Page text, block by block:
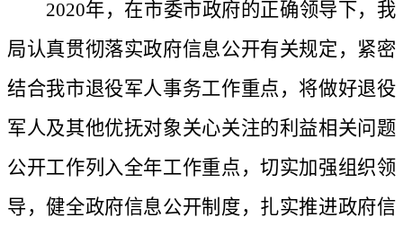
2020年，在市委市政府的正确领导下，我
局认真贯彻落实政府信息公开有关规定，紧密
结合我市退役军人事务工作重点，将做好退役
军人及其他优抚对象关心关注的利益相关问题
公开工作列入全年工作重点，切实加强组织领
导，健全政府信息公开制度，扎实推进政府信